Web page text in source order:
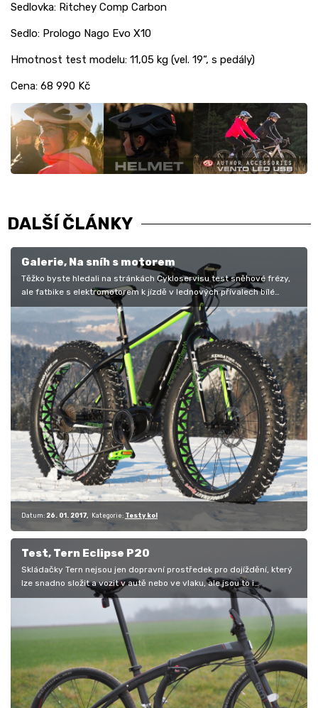
Sedlovka: Ritchey Comp Carbon
Sedlo: Prologo Nago Evo X10
Hmotnost test modelu: 11,05 kg (vel. 19“, s pedály)
Cena: 68 990 Kč
DALŠÍ ČLÁNKY
Galerie, Na sníh s motorem
Těžko byste hledali na stránkách Cykloservisu test sněhové frézy,
ale fatbike s elektromotorem k jízdě v lednových přívalech bílé
peřiny…
Datum: 26. 01. 2017 Kategorie: Testy kol
Test, Tern Eclipse P20
Skládačky Tern nejsou jen dopravní prostředek pro dojíždění, který
lze snadno složit a vozit v autě nebo ve vlaku, ale jsou to i…